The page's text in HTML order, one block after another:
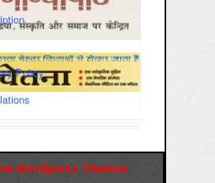
Policy
Wordpress Themse